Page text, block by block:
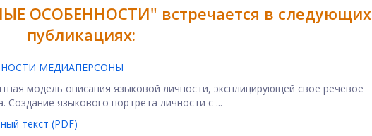
ОСОБЕННОСТИ" встречается в следующих
публикациях:
МЕДИАПЕРСОНЫ
модель описания языковой личности, эксплицирующей свое речевое
Создание языкового портрета личности с ...
текст (PDF)